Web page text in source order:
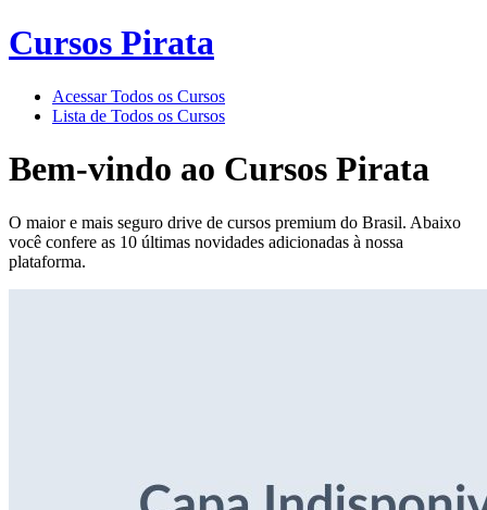
Cursos Pirata
Acessar Todos os Cursos
Lista de Todos os Cursos
Bem-vindo ao Cursos Pirata
O maior e mais seguro drive de cursos premium do Brasil. Abaixo
você confere as 10 últimas novidades adicionadas à nossa
plataforma.